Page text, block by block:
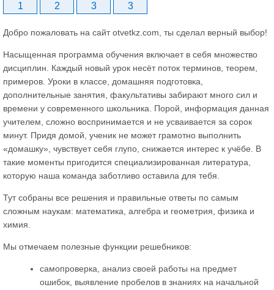
1 2 3 3
Добро пожаловать на сайт otvetkz.com, ты сделал верный выбор!
Насыщенная программа обучения включает в себя множество
дисциплин. Каждый новый урок несёт поток терминов, теорем,
примеров. Уроки в классе, домашняя подготовка,
дополнительные занятия, факультативы забирают много сил и
времени у современного школьника. Порой, информация данная
учителем, сложно воспринимается и не усваивается за сорок
минут. Придя домой, ученик не может грамотно выполнить
«домашку», чувствует себя глупо, снижается интерес к учёбе. В
такие моменты пригодится специализированная литература,
которую наша команда заботливо оставила для тебя.
Тут собраны все решения и правильные ответы по самым
сложным наукам: математика, алгебра и геометрия, физика и
химия.
Мы отмечаем полезные функции решебников:
самопроверка, анализ своей работы на предмет
ошибок, выявление пробелов в знаниях на начальной